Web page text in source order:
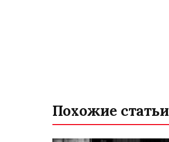
Похожие статьи